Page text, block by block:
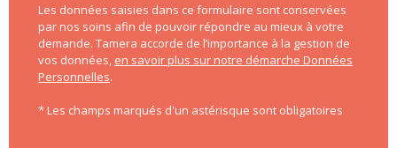
Les données saisies dans ce formulaire sont conservées
par nos soins afin de pouvoir répondre au mieux à votre
demande. Tamera accorde de l’importance à la gestion de
vos données, en savoir plus sur notre démarche Données
Personnelles.
* Les champs marqués d'un astérisque sont obligatoires